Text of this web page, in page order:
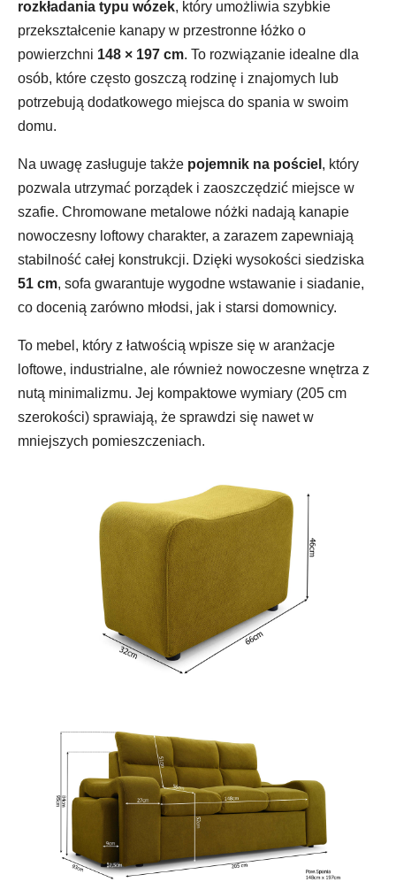
rozkładania typu wózek, który umożliwia szybkie
przekształcenie kanapy w przestronne łóżko o
powierzchni 148 × 197 cm. To rozwiązanie idealne dla
osób, które często goszczą rodzinę i znajomych lub
potrzebują dodatkowego miejsca do spania w swoim
domu.
Na uwagę zasługuje także pojemnik na pościel , który
pozwala utrzymać porządek i zaoszczędzić miejsce w
szafie. Chromowane metalowe nóżki nadają kanapie
nowoczesny loftowy charakter, a zarazem zapewniają
stabilność całej konstrukcji. Dzięki wysokości siedziska
51 cm, sofa gwarantuje wygodne wstawanie i siadanie,
co docenią zarówno młodsi, jak i starsi domownicy.
To mebel, który z łatwością wpisze się w aranżacje
loftowe, industrialne, ale również nowoczesne wnętrza z
nutą minimalizmu. Jej kompaktowe wymiary (205 cm
szerokości) sprawiają, że sprawdzi się nawet w
mniejszych pomieszczeniach.